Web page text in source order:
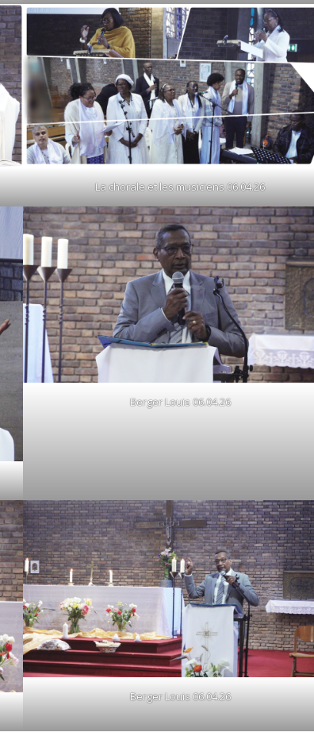
La chorale et les musiciens 06.04.26
Berger Louis 06.04.26
Berger Louis 06.04.26